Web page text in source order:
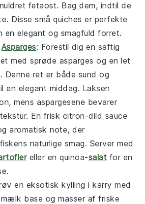
fetaost. Bag dem, indtil de
Disse småquiches er perfekte
en elegant og smagfuld forret.
Asparges: Forestil dig en saftig
med sprøde asparges og en let
. Denne ret er både sund og
elegant middag. Laksen
mens aspargesene bevarer
En frisk citron-dild sauce
aromatisk note, der
naturlige smag. Server med
eller enquinoa-salat for en
en eksotiskkylling i karry med
base og masser affriske